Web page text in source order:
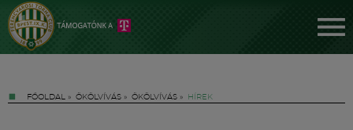
FŐOLDAL » ÖKÖLVÍVÁS » ÖKÖLVÍVÁS » HÍREK